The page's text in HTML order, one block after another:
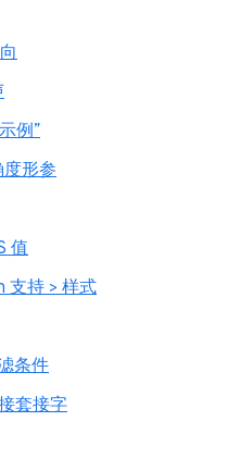
例”
形参
值
支持 > 样式
条件
套接字